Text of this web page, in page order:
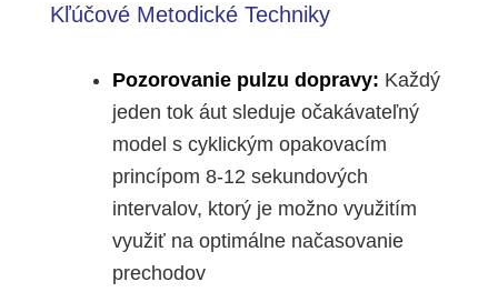
Kľúčové Metodické Techniky
Pozorovanie pulzu dopravy: Každý
jeden tok áut sleduje očakávateľný
model s cyklickým opakovacím
princípom 8-12 sekundových
intervalov, ktorý je možno využitím
využiť na optimálne načasovanie
prechodov